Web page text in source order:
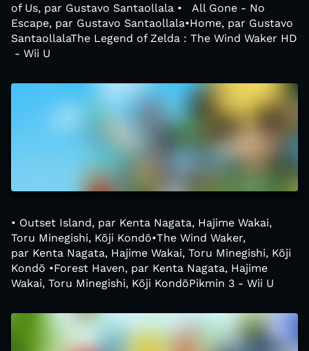
of Us, par Gustavo Santaollala • All Gone - No
Escape, par Gustavo Santaollala•Home, par Gustavo
SantaollalaThe Legend of Zelda : The Wind Waker HD
- Wii U
• Outset Island, par Kenta Nagata, Hajime Wakai,
Toru Minegishi, Kōji Kondō•The Wind Waker,
par Kenta Nagata, Hajime Wakai, Toru Minegishi, Kōji
Kondō •Forest Haven, par Kenta Nagata, Hajime
Wakai, Toru Minegishi, Kōji KondōPikmin 3 - Wii U